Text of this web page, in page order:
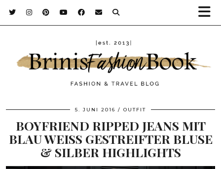
5. JUNI 2016 OUTFIT
BOYFRIEND RIPPED JEANS MIT
BLAU WEISS GESTREIFTER BLUSE &
SILBER HIGHLIGHTS